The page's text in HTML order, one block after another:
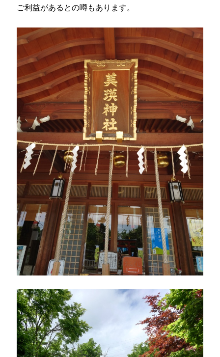
ご利益があるとの噂もあります。